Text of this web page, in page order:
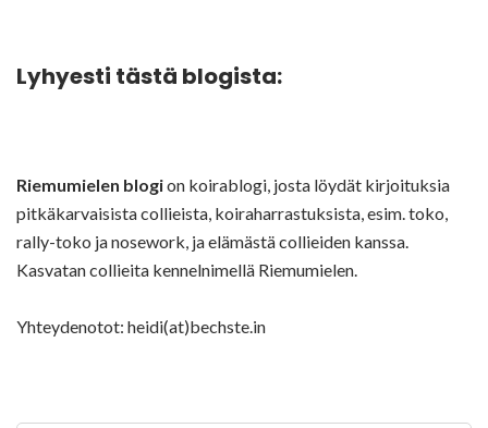
Lyhyesti tästä blogista:
Riemumielen blogion koirablogi, josta löydät kirjoituksia
pitkäkarvaisista collieista, koiraharrastuksista, esim. toko,
rally-toko ja nosework, ja elämästä collieiden kanssa.
Kasvatan collieita kennelnimellä Riemumielen.
Yhteydenotot: heidi(at)bechste.in